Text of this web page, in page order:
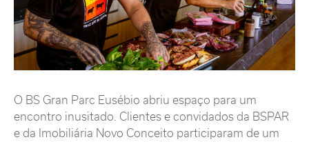
O BS Gran Parc Eusébio abriu espaço para um
encontro inusitado. Clientes e convidados da BSPAR
e da Imobiliária Novo Conceito participaram de um